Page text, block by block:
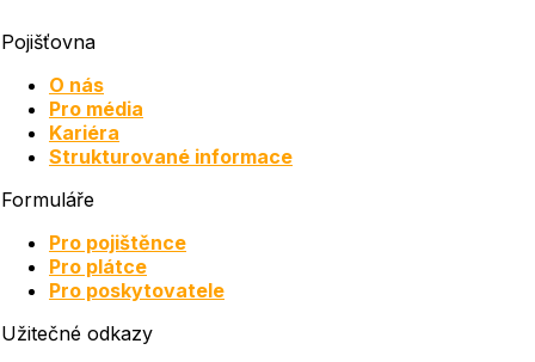
Pojišťovna
O nás
Pro média
Kariéra
Strukturované informace
Formuláře
Pro pojištěnce
Pro plátce
Pro poskytovatele
Užitečné odkazy